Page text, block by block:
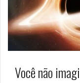
Você não